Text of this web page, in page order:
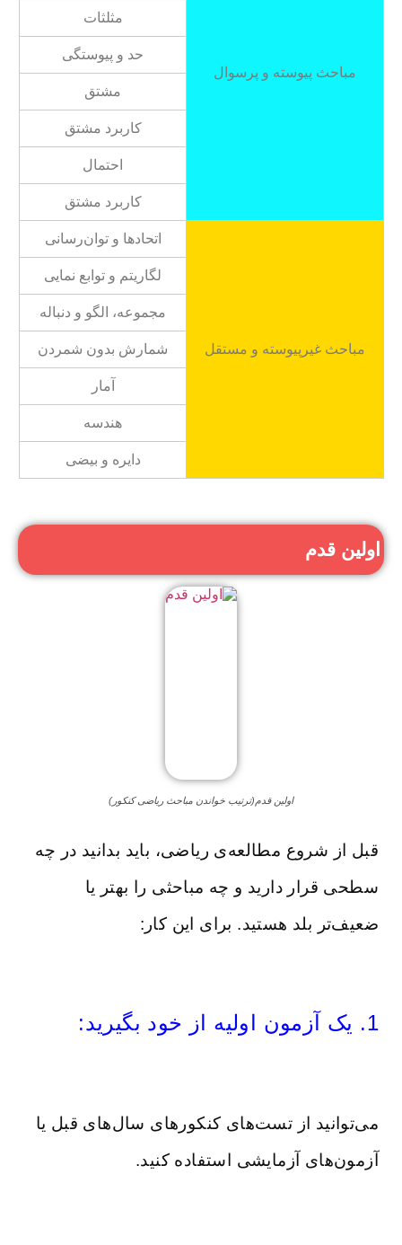
مباحث پیوسته و پرسوال
مثلثات
حد و پیوستگی
مشتق
کاربرد مشتق
احتمال
کاربرد مشتق
مباحث غیرپیوسته و مستقل
اتحادها و توان‌رسانی
لگاریتم و توابع نمایی
مجموعه، الگو و دنباله
شمارش بدون شمردن
آمار
هندسه
دایره و بیضی
اولین قدم
اولین قدم(ترتیب خواندن مباحث ریاضی کنکور)
قبل از شروع مطالعه‌ی ریاضی، باید بدانید در چه
سطحی قرار دارید و چه مباحثی را بهتر یا
ضعیف‌تر بلد هستید. برای این کار:
1. یک آزمون اولیه از خود بگیرید:
می‌توانید از تست‌های کنکورهای سال‌های قبل یا
آزمون‌های آزمایشی استفاده کنید.